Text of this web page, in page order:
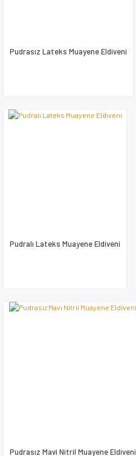
Pudrasız Lateks Muayene Eldiveni
Pudralı Lateks Muayene Eldiveni
Pudrasız Mavi Nitril Muayene Eldiveni